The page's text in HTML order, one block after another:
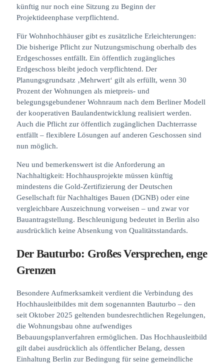
künftig nur noch eine Sitzung zu Beginn der
Projektideenphase verpflichtend.
Für Wohnhochhäuser gibt es zusätzliche Erleichterungen:
Die bisherige Pflicht zur Nutzungsmischung oberhalb des
Erdgeschosses entfällt. Ein öffentlich zugängliches
Erdgeschoss bleibt jedoch verpflichtend. Der
Planungsgrundsatz ‚Mehrwert‘ gilt als erfüllt, wenn 30
Prozent der Wohnungen als mietpreis- und
belegungsgebundener Wohnraum nach dem Berliner Modell
der kooperativen Baulandentwicklung realisiert werden.
Auch die Pflicht zur öffentlich zugänglichen Dachterrasse
entfällt – flexiblere Lösungen auf anderen Geschossen sind
nun möglich.
Neu und bemerkenswert ist die Anforderung an
Nachhaltigkeit: Hochhausprojekte müssen künftig
mindestens die Gold-Zertifizierung der Deutschen
Gesellschaft für Nachhaltiges Bauen (DGNB) oder eine
vergleichbare Auszeichnung vorweisen – und zwar vor
Bauantragstellung. Beschleunigung bedeutet in Berlin also
ausdrücklich keine Absenkung von Qualitätsstandards.
Der Bauturbo: Großes Versprechen, enge
Grenzen
Besondere Aufmerksamkeit verdient die Verbindung des
Hochhausleitbildes mit dem sogenannten Bauturbo – den
seit Oktober 2025 geltenden bundesrechtlichen Regelungen,
die Wohnungsbau ohne aufwendiges
Bebauungsplanverfahren ermöglichen. Das Hochhausleitbild
gilt dabei ausdrücklich als öffentlicher Belang, dessen
Einhaltung Berlin zur Bedingung für seine gemeindliche